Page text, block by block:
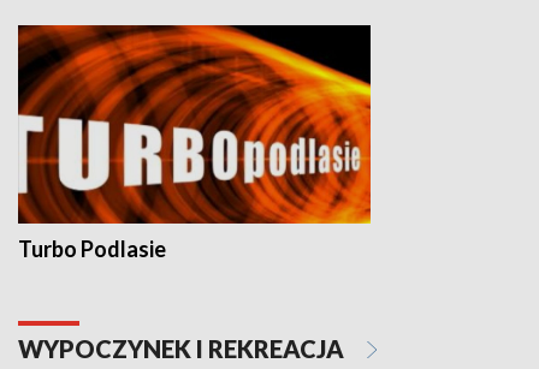
Turbo Podlasie
WYPOCZYNEK I REKREACJA